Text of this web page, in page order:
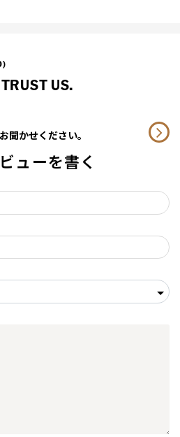
US.
聞かせください。
ューを書く